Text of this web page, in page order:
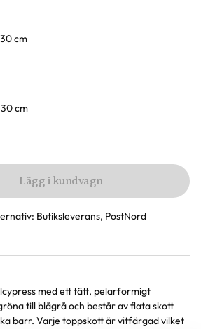
cm
cm
Lägg i kundvagn
Butiksleverans, PostNord
med ett tätt, pelarformigt
till blågrå och består av flata skott
barr. Varje toppskott är vitfärgad vilket